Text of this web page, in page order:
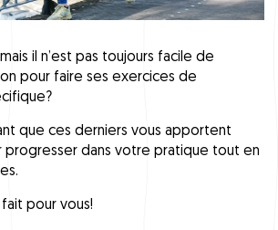
il n’est pas toujours facile de
pour faire ses exercices de
que ces derniers vous apportent
progresser dans votre pratique tout en
pour vous!